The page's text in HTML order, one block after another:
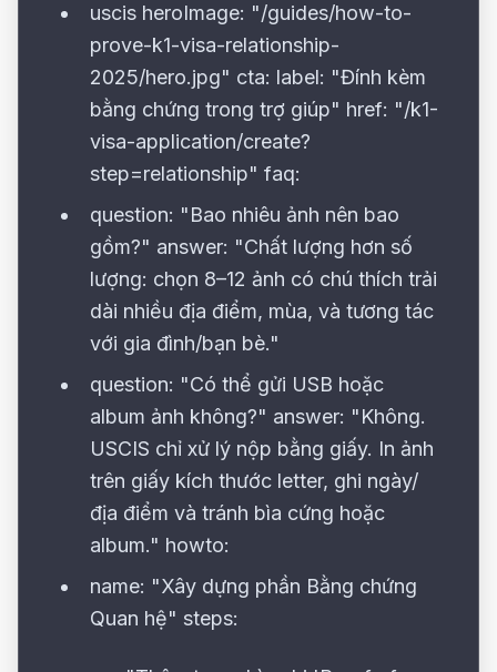
uscis heroImage: "/guides/how-to-
prove-k1-visa-relationship-
2025/hero.jpg" cta: label: "Đính kèm
bằng chứng trong trợ giúp" href: "/k1-
visa-application/create?
step=relationship" faq:
question: "Bao nhiêu ảnh nên bao
gồm?" answer: "Chất lượng hơn số
lượng: chọn 8–12 ảnh có chú thích trải
dài nhiều địa điểm, mùa, và tương tác
với gia đình/bạn bè."
question: "Có thể gửi USB hoặc
album ảnh không?" answer: "Không.
USCIS chỉ xử lý nộp bằng giấy. In ảnh
trên giấy kích thước letter, ghi ngày/
địa điểm và tránh bìa cứng hoặc
album." howto:
name: "Xây dựng phần Bằng chứng
Quan hệ" steps: